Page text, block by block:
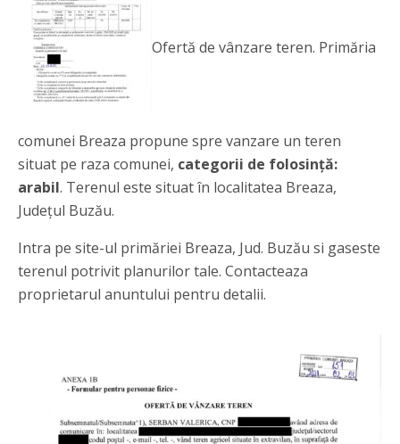
Ofertă de vânzare teren. Primăria
comunei Breaza propune spre vanzare un teren
situat pe raza comunei, categorii de folosință:
arabil. Terenul este situat în localitatea Breaza,
Județul Buzău.
Intra pe site-ul primăriei Breaza, Jud. Buzău si gaseste
terenul potrivit planurilor tale. Contacteaza
proprietarul anuntului pentru detalii.